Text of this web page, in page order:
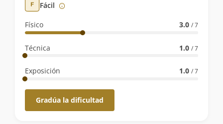
Fácil
Físico 3.0 / 7
Técnica 1.0 / 7
Exposición 1.0 / 7
Gradúa la dificultad